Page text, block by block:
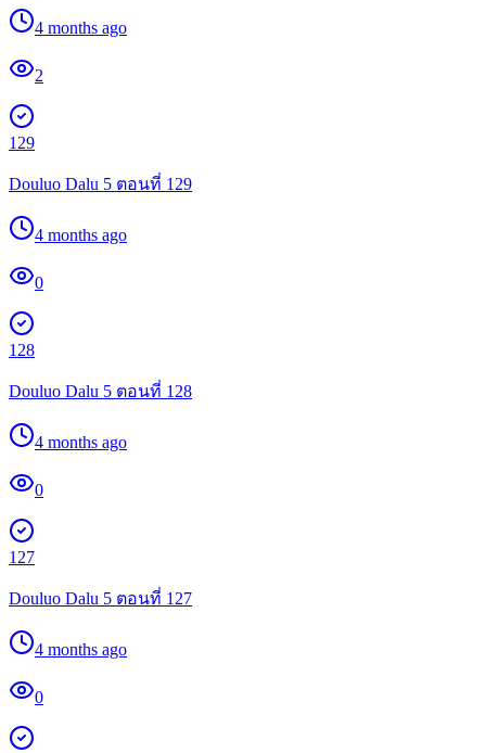
4 months ago
2
129
Douluo Dalu 5 ตอนที่ 129
4 months ago
0
128
Douluo Dalu 5 ตอนที่ 128
4 months ago
0
127
Douluo Dalu 5 ตอนที่ 127
4 months ago
0